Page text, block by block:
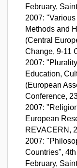
February,
2007:
Methods and
(Central
Change, 9-11
2007:
Education,
(European
Conference,
2007:
European
REVACERN,
2007:
Countries",
February,